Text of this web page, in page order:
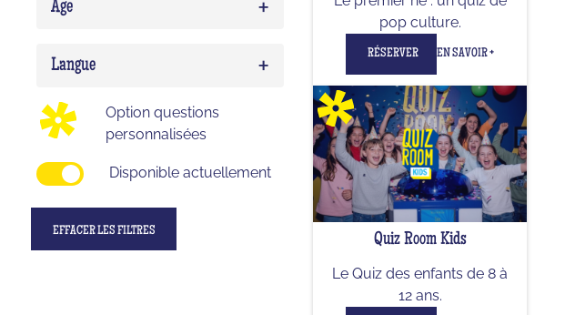
0
Impostor 0
Age +
Adulte
Langue +
Option questions
personnalisées
Disponible actuellement
EFFACER LES FILTRES
pop culture.
RÉSERVER EN SAVOIR +
Quiz Room Kids
Le Quiz des enfants de 8 à
12 ans.